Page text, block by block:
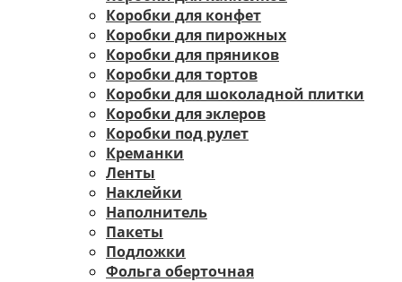
Коробки для конфет
Коробки для пирожных
Коробки для пряников
Коробки для тортов
Коробки для шоколадной плитки
Коробки для эклеров
Коробки под рулет
Креманки
Ленты
Наклейки
Наполнитель
Пакеты
Подложки
Фольга оберточная